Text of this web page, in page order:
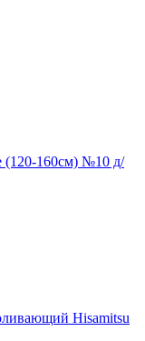
(120-160см) №10 д/